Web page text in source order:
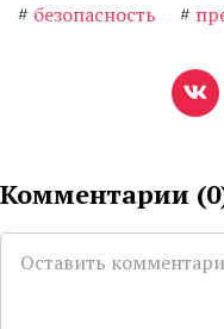
# безопасность #
Комментарии (0